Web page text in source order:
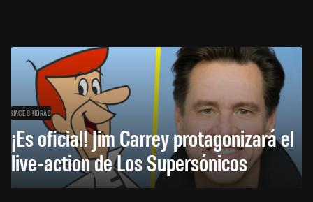
HACE 8 HORAS
¡Es oficial! Jim Carrey protagonizará el
live-action de Los Supersónicos